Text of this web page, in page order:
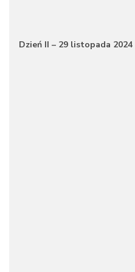
Dzień II – 29 listopada 2024